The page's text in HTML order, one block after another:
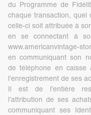
du Programme de
chaque transaction, quel
celle-ci soit attribuée à
en se connectant à
www.americanvintage-
en communiquant son
de téléphone en caisse
l’enregistrement de ses
Il est de l’entière
l’attribution de ses
communiquant ses